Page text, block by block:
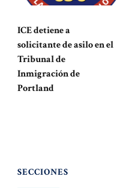
ICE detiene a
solicitante de asilo en el
Tribunal de
Inmigración de
Portland
SECCIONES